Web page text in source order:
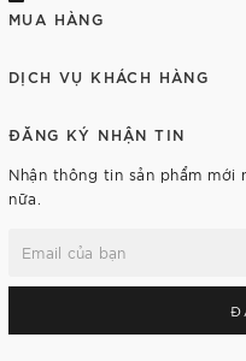
MUA HÀNG
DỊCH VỤ KHÁCH HÀNG
ĐĂNG KÝ NHẬN TIN
Nhận thông tin sản phẩm mới
nữa.